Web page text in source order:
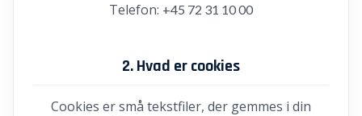
Telefon: +45 72 31 10 00
2. Hvad er cookies
Cookies er små tekstfiler, der gemmes i din